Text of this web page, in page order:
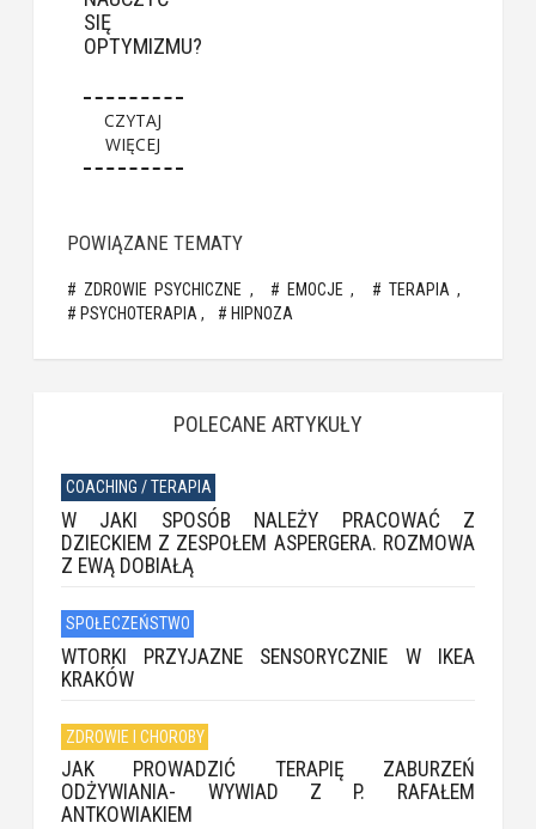
SIĘ
OPTYMIZMU?
CZYTAJ
WIĘCEJ
POWIĄZANE TEMATY
ZDROWIE PSYCHICZNE EMOCJE
TERAPIA
PSYCHOTERAPIA
HIPNOZA
POLECANE ARTYKUŁY
COACHING / TERAPIA
W JAKI SPOSÓB NALEŻY PRACOWAĆ Z
DZIECKIEM Z ZESPOŁEM ASPERGERA. ROZMOWA
Z EWĄ DOBIAŁĄ
SPOŁECZEŃSTWO
WTORKI PRZYJAZNE SENSORYCZNIE W IKEA
KRAKÓW
ZDROWIE I CHOROBY
JAK PROWADZIĆ TERAPIĘ ZABURZEŃ
ODŻYWIANIA- WYWIAD Z P. RAFAŁEM
ANTKOWIAKIEM